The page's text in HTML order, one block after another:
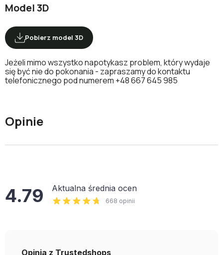
Model 3D
Pobierz model 3D
Jeżeli mimo wszystko napotykasz problem, który wydaje
się być nie do pokonania - zapraszamy do kontaktu
telefonicznego pod numerem +48 667 645 985
Opinie